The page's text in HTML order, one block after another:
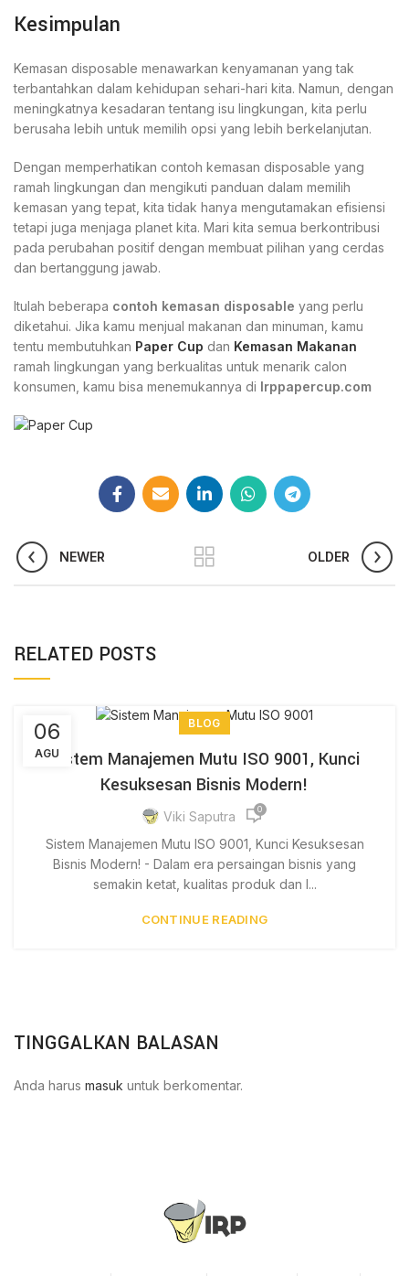
Kesimpulan
Kemasan disposable menawarkan kenyamanan yang tak
terbantahkan dalam kehidupan sehari-hari kita. Namun, dengan
meningkatnya kesadaran tentang isu lingkungan, kita perlu
berusaha lebih untuk memilih opsi yang lebih berkelanjutan.
Dengan memperhatikan contoh kemasan disposable yang
ramah lingkungan dan mengikuti panduan dalam memilih
kemasan yang tepat, kita tidak hanya mengutamakan efisiensi
tetapi juga menjaga planet kita. Mari kita semua berkontribusi
pada perubahan positif dengan membuat pilihan yang cerdas
dan bertanggung jawab.
Itulah beberapa contoh kemasan disposable yang perlu
diketahui. Jika kamu menjual makanan dan minuman, kamu
tentu membutuhkan Paper Cup dan Kemasan Makanan
ramah lingkungan yang berkualitas untuk menarik calon
konsumen, kamu bisa menemukannya di Irppapercup.com
NEWER OLDER
RELATED POSTS
06
AGU
BLOG
Sistem Manajemen Mutu ISO 9001, Kunci
Kesuksesan Bisnis Modern!
Viki Saputra 0
Sistem Manajemen Mutu ISO 9001, Kunci Kesuksesan
Bisnis Modern! - Dalam era persaingan bisnis yang
semakin ketat, kualitas produk dan l...
CONTINUE READING
TINGGALKAN BALASAN
Anda harus masuk untuk berkomentar.